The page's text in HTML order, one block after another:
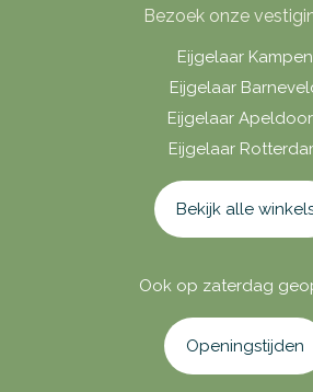
Bezoek onze
Eijgelaar Kampen
Eijgelaar
Eijgelaar
Eijgelaar
Bekijk alle
Ook op zaterdag
Openingstijden